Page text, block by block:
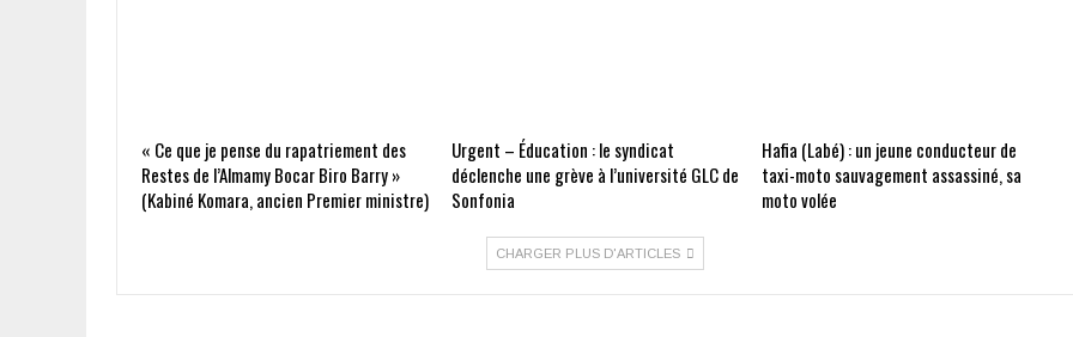
« Ce que je pense du rapatriement des
Restes de l’Almamy Bocar Biro Barry »
(Kabiné Komara, ancien Premier ministre)
Urgent – Éducation : le syndicat
déclenche une grève à l’université GLC de
Sonfonia
Hafia (Labé) : un jeune conducteur de
taxi-moto sauvagement assassiné, sa
moto volée
CHARGER PLUS D'ARTICLES